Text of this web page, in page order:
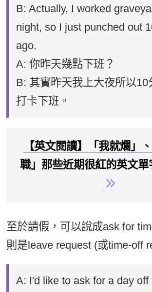
B: Actually, I worked
night, so I just punched out
ago.
A: 你昨天幾點下班？
B: 其實昨天我上大夜所以10
打卡下班。
【英文閱讀】「我就爛」
職」那些近期很紅的英文
至於請假，可以說成ask for
則是leave request (或time-off
A: I'd like to ask for a day off